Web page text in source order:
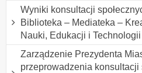
Wyniki konsultacji
Biblioteka – Mediateka –
Nauki, Edukacji i Technologii
Zarządzenie Prezydenta
przeprowadzenia konsultacji